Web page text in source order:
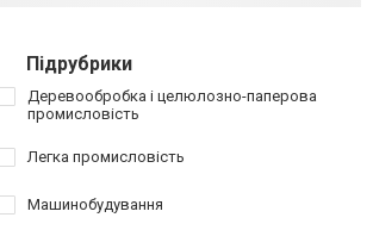
Підрубрики
Деревообробка і целюлозно-паперова
промисловість
Легка промисловість
Машинобудування